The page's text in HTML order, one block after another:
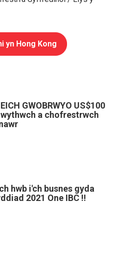
yn Hong Kong
GWOBRWYO US$100
a chofrestrwch
hwb i'ch busnes gyda
2021 One IBC !!